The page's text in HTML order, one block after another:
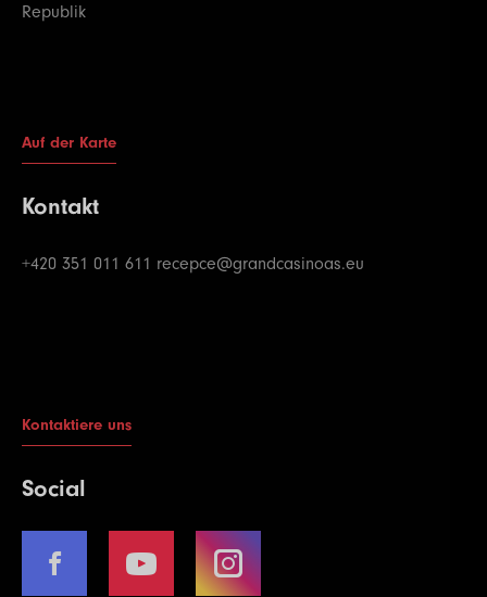
Republik
Auf der Karte
Kontakt
+420 351 011 611 recepce@grandcasinoas.eu
Kontaktiere uns
Social